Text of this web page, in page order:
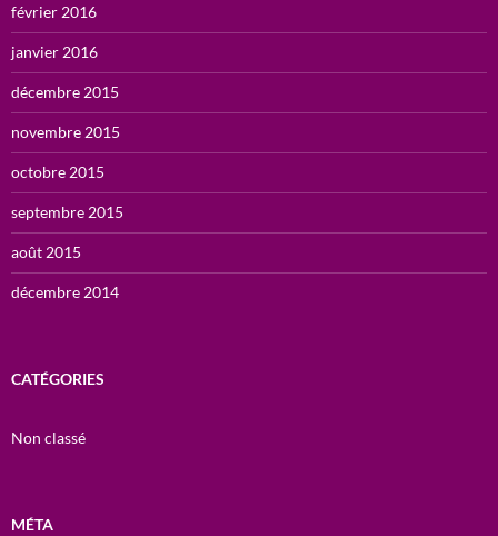
février 2016
janvier 2016
décembre 2015
novembre 2015
octobre 2015
septembre 2015
août 2015
décembre 2014
CATÉGORIES
Non classé
MÉTA